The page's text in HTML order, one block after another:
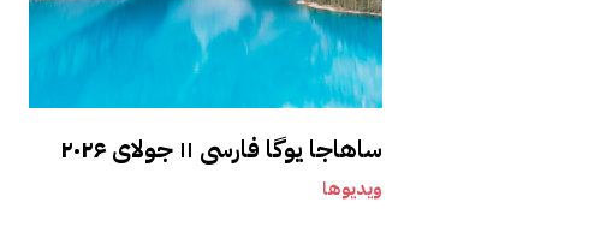
ساهاجا یوگا فارسی ۱۱ جولای ۲۰۲۶
ویدیوها